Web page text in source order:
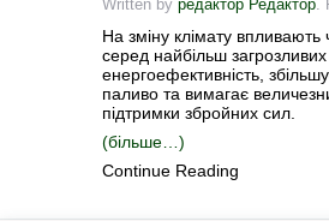
Written by редактор Редактор
На зміну клімату впливають
серед найбільш
енергоефективність,
паливо та вимагає
підтримки збройних сил.
(більше…)
Continue Reading